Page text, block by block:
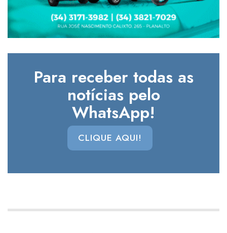
Para receber todas as
notícias pelo
WhatsApp!
CLIQUE AQUI!